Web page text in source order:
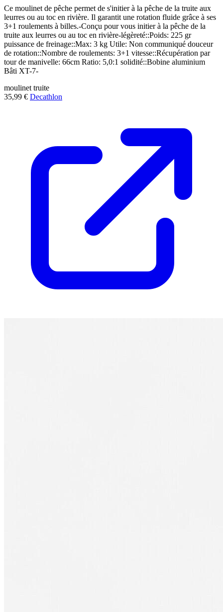
Ce moulinet de pêche permet de s'initier à la pêche de la truite aux
leurres ou au toc en rivière. Il garantit une rotation fluide grâce à ses
3+1 roulements à billes.-Conçu pour vous initier à la pêche de la
truite aux leurres ou au toc en rivière-légèreté::Poids: 225 gr
puissance de freinage::Max: 3 kg Utile: Non communiqué douceur
de rotation::Nombre de roulements: 3+1 vitesse::Récupération par
tour de manivelle: 66cm Ratio: 5,0:1 solidité::Bobine aluminium
Bâti XT-7-
moulinet truite
35,99 € Decathlon